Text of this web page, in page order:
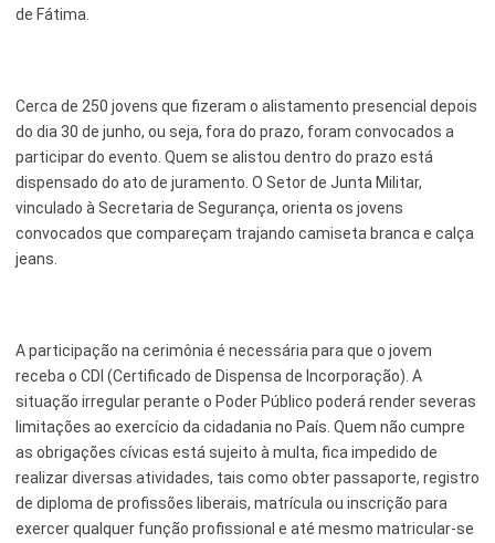
Saúde
Serviços Urbanos
Tecnologia e Inovação
de Fátima.
Cerca de 250 jovens que fizeram o alistamento presencial depois
do dia 30 de junho, ou seja, fora do prazo, foram convocados a
participar do evento. Quem se alistou dentro do prazo está
dispensado do ato de juramento. O Setor de Junta Militar,
vinculado à Secretaria de Segurança, orienta os jovens
convocados que compareçam trajando camiseta branca e calça
jeans.
A participação na cerimônia é necessária para que o jovem
receba o CDI (Certificado de Dispensa de Incorporação). A
situação irregular perante o Poder Público poderá render severas
limitações ao exercício da cidadania no País. Quem não cumpre
as obrigações cívicas está sujeito à multa, fica impedido de
realizar diversas atividades, tais como obter passaporte, registro
de diploma de profissões liberais, matrícula ou inscrição para
exercer qualquer função profissional e até mesmo matricular-se